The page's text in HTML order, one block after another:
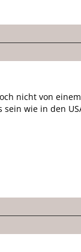
nicht von
sein wie in den